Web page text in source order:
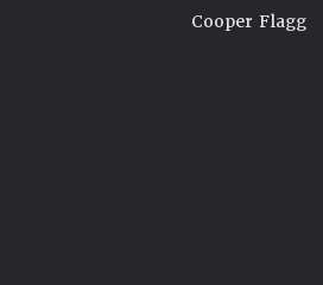
Cooper Flagg